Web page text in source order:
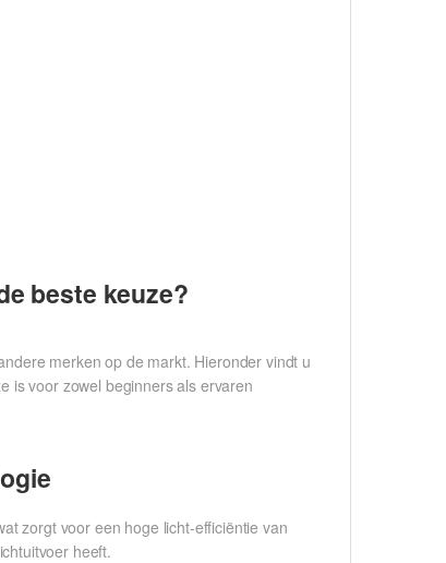
beste keuze?
merken op de markt. Hieronder vindt u
is voor zowel beginners als ervaren
zorgt voor een hoge licht-efficiëntie van
heeft.